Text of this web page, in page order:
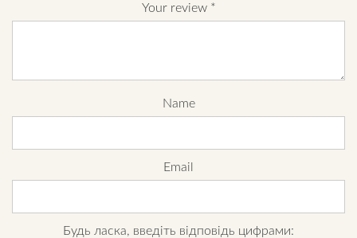
Your review *
Name
Email
Будь ласка, введіть відповідь цифрами: